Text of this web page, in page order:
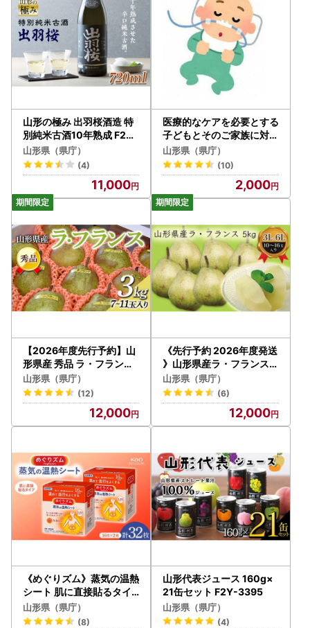
山形の極み 出羽桜酒造 特
別純米古酒10年熟成 F2Y-
0492
山形県（県庁）
(4)
11,000
医療的なケアを必要とする
子どもとそのご家族に対す
る支援事業（返礼品なし）
F2Y-9470
山形県（県庁）
(10)
2,000
【2026年度先行予約】山
形県産 秀品 ラ・フランス
3kg なし ナシ 梨 デザート
フルーツ 果物 くだもの 果
実 食品 山形県 FSY-0454
山形県（県庁）
(12)
12,000
《先行予約 2026年度発送
》山形県産ラ・フランス5
kg（10～16玉 3L～6L）
なし ナシ 梨 デザート フル
ーツ 果物 くだもの 果実 食
品 山形県 FSY-0382
山形県（県庁）
(6)
12,000
《めぐりズム》蒸気の温熱
シート 肌に直接貼るタイ
プ 32枚 雑貨 山形県 F2Y-
5616
山形県（県庁）
(8)
山形代表ジュース 160g×
21缶セット F2Y-3395
山形県（県庁）
(4)